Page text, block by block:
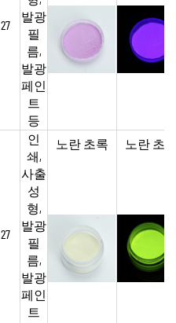
27
발광
필
름,
발광
페인
트
등
27
인
쇄,
사출
성
형,
발광
필
름,
발광
페인
트
노란 초록 노란 초